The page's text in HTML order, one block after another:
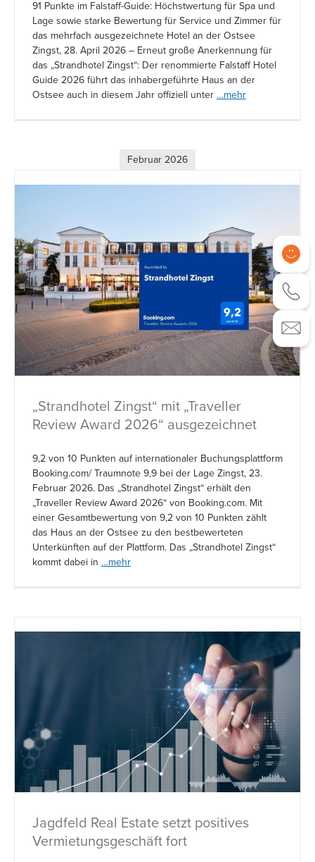
91 Punkte im Falstaff-Guide: Höchstwertung für Spa und
Lage sowie starke Bewertung für Service und Zimmer für
das mehrfach ausgezeichnete Hotel an der Ostsee
Zingst, 28. April 2026 – Erneut große Anerkennung für
das „Strandhotel Zingst“: Der renommierte Falstaff Hotel
Guide 2026 führt das inhabergeführte Haus an der
Ostsee auch in diesem Jahr offiziell unter …mehr
Februar 2026
„Strandhotel Zingst“ mit „Traveller
Review Award 2026“ ausgezeichnet
9,2 von 10 Punkten auf internationaler Buchungsplattform
Booking.com/ Traumnote 9,9 bei der Lage Zingst, 23.
Februar 2026. Das „Strandhotel Zingst“ erhält den
„Traveller Review Award 2026“ von Booking.com. Mit
einer Gesamtbewertung von 9,2 von 10 Punkten zählt
das Haus an der Ostsee zu den bestbewerteten
Unterkünften auf der Plattform. Das „Strandhotel Zingst“
kommt dabei in …mehr
Jagdfeld Real Estate setzt positives
Vermietungsgeschäft fort